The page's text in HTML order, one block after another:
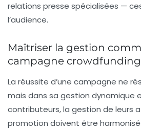
relations presse spécialisées —
l’audience.
Maîtriser la gestion
campagne
La réussite d’une campagne ne
mais dans sa gestion dynamique
contributeurs, la gestion de leurs
promotion doivent être